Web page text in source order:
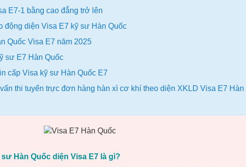
E7-1 bằng cao đẳng trở lên
động diện Visa E7 kỹ sư Hàn Quốc
Quốc Visa E7 năm 2025
sư E7 Hàn Quốc
cấp Visa kỹ sư Hàn Quốc E7
thi tuyển trực đơn hàng hàn xì cơ khí theo diện XKLD Visa E7 Hàn
Hàn Quốc diện Visa E7 là gì?